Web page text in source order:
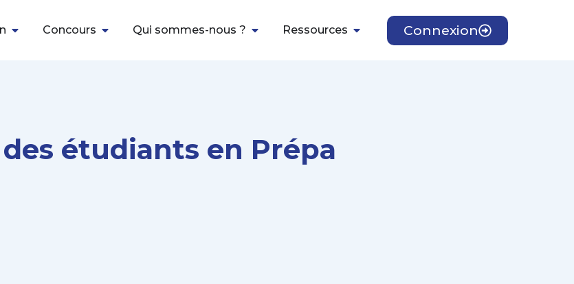
Concours Qui sommes-nous ? Ressources Connexion
étudiants en Prépa